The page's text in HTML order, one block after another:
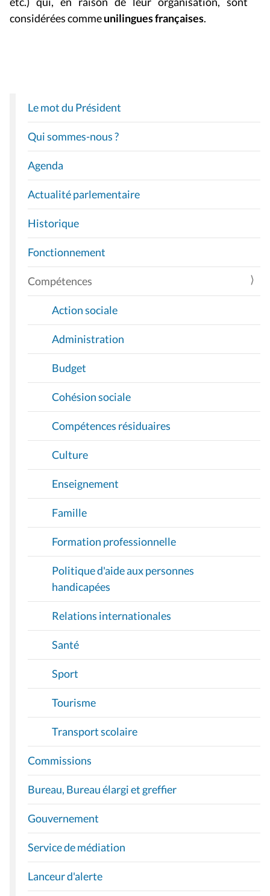
considérées commeunilinguesfrançaises.
N
A
V
I
G
A
T
I
O
N
Le mot du Président
Qui sommes-nous ?
Agenda
Actualité parlementaire
Historique
Fonctionnement
Compétences
Action sociale
Administration
Budget
Cohésion sociale
Compétences résiduaires
Culture
Enseignement
Famille
Formation professionnelle
Politique d'aide aux personnes
handicapées
Relations internationales
Santé
Sport
Tourisme
Transport scolaire
Commissions
Bureau, Bureau élargi et greffier
Gouvernement
Service de médiation
Lanceur d'alerte